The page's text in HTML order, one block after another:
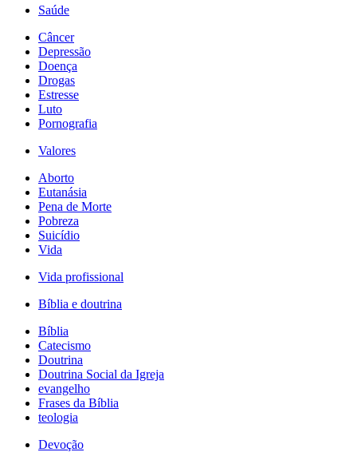
Saúde
Câncer
Depressão
Doença
Drogas
Estresse
Luto
Pornografia
Valores
Aborto
Eutanásia
Pena de Morte
Pobreza
Suicídio
Vida
Vida profissional
Bíblia e doutrina
Bíblia
Catecismo
Doutrina
Doutrina Social da Igreja
evangelho
Frases da Bíblia
teologia
Devoção